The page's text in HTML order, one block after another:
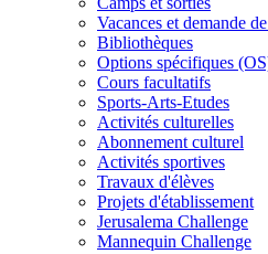
Vacances et demande
Bibliothèques
Options spécifiques
Cours facultatifs
Sports-Arts-Etudes
Activités culturelles
Abonnement culturel
Activités sportives
Travaux d'élèves
Projets d'établissement
Jerusalema Challenge
Mannequin Challenge